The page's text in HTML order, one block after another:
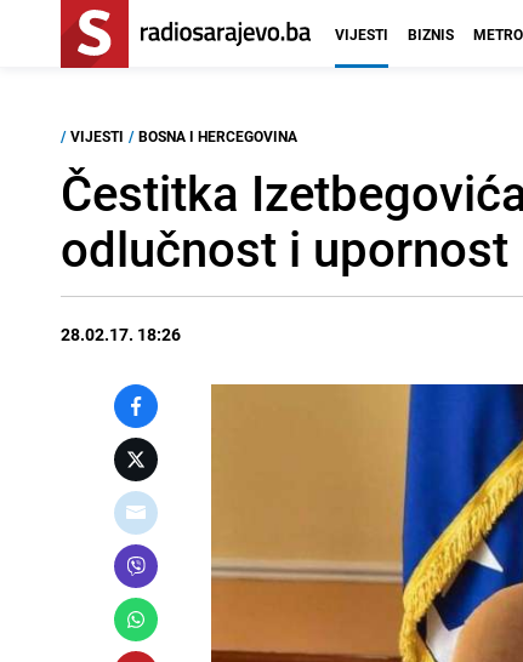
VIJESTI BIZNIS
/ VIJESTI / BOSNA I HERCEGOVINA
Čestitka
odlučnost i upornost
28.02.17. 18:26